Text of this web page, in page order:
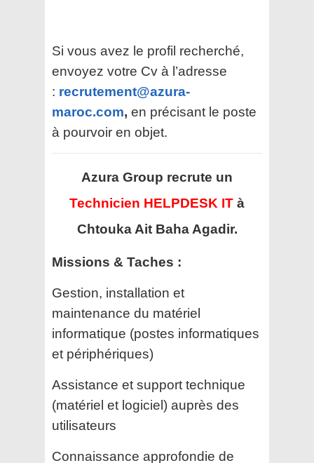
Si vous avez le profil recherché,
envoyez votre Cv à l’adresse
: recrutement@azura-
maroc.com, en précisant le poste
à pourvoir en objet.
Azura Group recrute un
Technicien HELPDESK IT à
Chtouka Ait Baha Agadir.
Missions & Taches :
Gestion, installation et
maintenance du matériel
informatique (postes informatiques
et périphériques)
Assistance et support technique
(matériel et logiciel) auprès des
utilisateurs
Connaissance approfondie de